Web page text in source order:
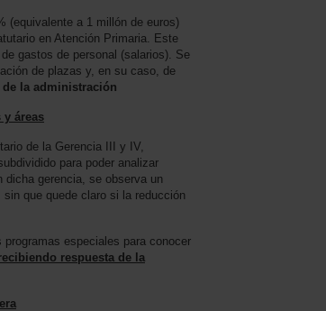
(equivalente a 1 millón de euros)
en Atención Primaria. Este
gastos de personal (salarios). Se
de plazas y, en su caso, de
la administración
y áreas
de la Gerencia III y IV,
para poder analizar
gerencia, se observa un
que quede claro si la reducción
especiales para conocer
respuesta de la